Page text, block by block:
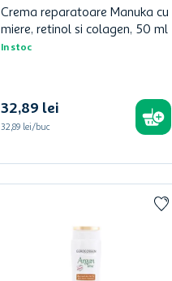
Crema reparatoare Manuka cu
miere, retinol si colagen, 50 ml
In stoc
32,89 lei
32,89 lei/buc